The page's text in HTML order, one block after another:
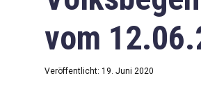
vom
Veröffentlicht: 19. Juni 2020